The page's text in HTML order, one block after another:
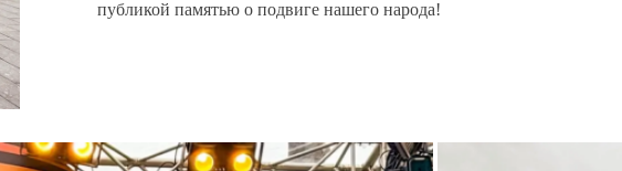
публикой памятью о подвиге нашего народа!